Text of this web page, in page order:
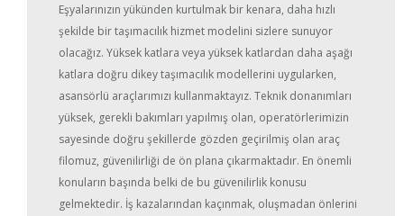
Eşyalarınızın yükünden kurtulmak bir kenara, daha hızlı
şekilde bir taşımacılık hizmet modelini sizlere sunuyor
olacağız. Yüksek katlara veya yüksek katlardan daha aşağı
katlara doğru dikey taşımacılık modellerini uygularken,
asansörlü araçlarımızı kullanmaktayız. Teknik donanımları
yüksek, gerekli bakımları yapılmış olan, operatörlerimizin
sayesinde doğru şekillerde gözden geçirilmiş olan araç
filomuz, güvenilirliği de ön plana çıkarmaktadır. En önemli
konuların başında belki de bu güvenilirlik konusu
gelmektedir. İş kazalarından kaçınmak, oluşmadan önlerini